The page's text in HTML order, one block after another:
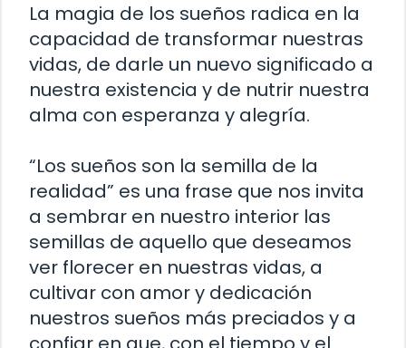
La magia de los sueños radica en la
capacidad de transformar nuestras
vidas, de darle un nuevo significado a
nuestra existencia y de nutrir nuestra
alma con esperanza y alegría.
“Los sueños son la semilla de la
realidad” es una frase que nos invita
a sembrar en nuestro interior las
semillas de aquello que deseamos
ver florecer en nuestras vidas, a
cultivar con amor y dedicación
nuestros sueños más preciados y a